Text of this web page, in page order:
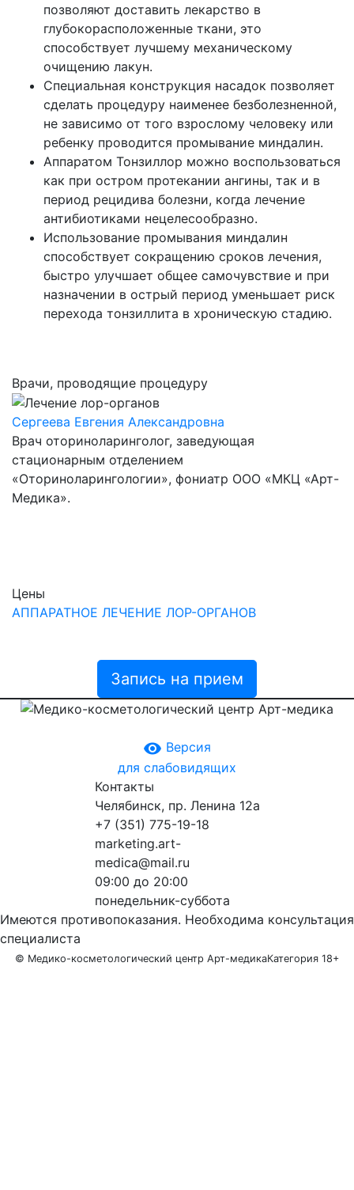
позволяют доставить лекарство в
глубокорасположенные ткани, это
способствует лучшему механическому
очищению лакун.
Специальная конструкция насадок позволяет
сделать процедуру наименее безболезненной,
не зависимо от того взрослому человеку или
ребенку проводится промывание миндалин.
Аппаратом Тонзиллор можно воспользоваться
как при остром протекании ангины, так и в
период рецидива болезни, когда лечение
антибиотиками нецелесообразно.
Использование промывания миндалин
способствует сокращению сроков лечения,
быстро улучшает общее самочувствие и при
назначении в острый период уменьшает риск
перехода тонзиллита в хроническую стадию.
Врачи, проводящие процедуру
Сергеева Евгения Александровнa
Врач оториноларинголог, заведующая
стационарным отделением
«Оториноларингологии», фониатр ООО «МКЦ «Арт-
Медика».
Цены
АППАРАТНОЕ ЛЕЧЕНИЕ ЛОР-ОРГАНОВ
Запись на прием
remove_red_eye Версия
для слабовидящих
Контакты
Челябинск, пр. Ленина 12a
+7 (351) 775-19-18
marketing.art-
medica@mail.ru
09:00 до 20:00
понедельник-суббота
Имеются противопоказания. Необходима консультация
специалиста
© Медико-косметологический центр Арт-медикаКатегория 18+